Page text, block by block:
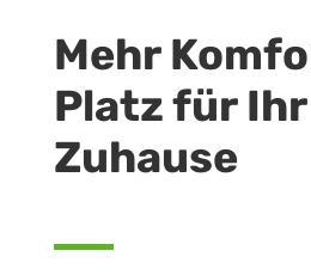
Mehr
Platz für Ihr
Zuhause